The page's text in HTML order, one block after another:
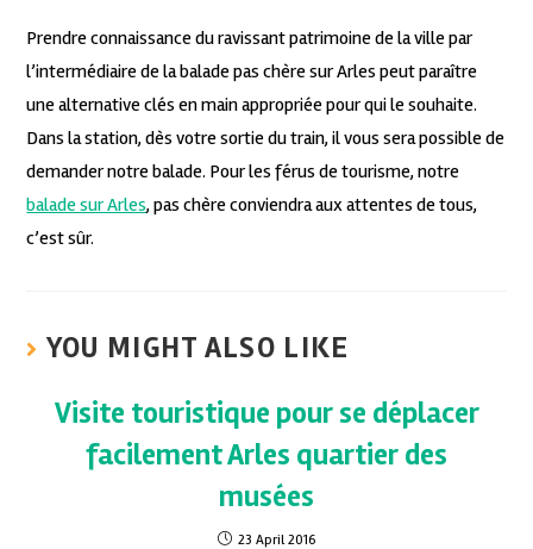
Prendre connaissance du ravissant patrimoine de la ville par
l’intermédiaire de la balade pas chère sur Arles peut paraître
une alternative clés en main appropriée pour qui le souhaite.
Dans la station, dès votre sortie du train, il vous sera possible de
demander notre balade. Pour les férus de tourisme, notre
balade sur Arles, pas chère conviendra aux attentes de tous,
c’est sûr.
YOU MIGHT ALSO LIKE
Visite touristique pour se déplacer
facilement Arles quartier des
musées
23 April 2016